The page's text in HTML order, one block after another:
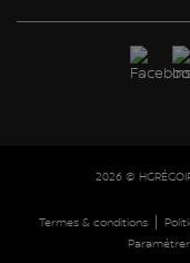
2026 ©
Termes & conditions|